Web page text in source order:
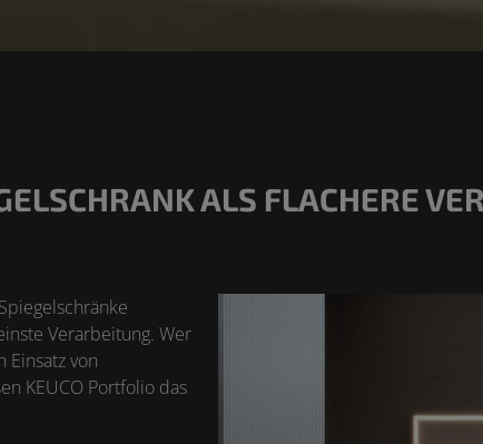
ALS FLACHERE
Verarbeitung. Wer
Einsatz von
KEUCO Portfolio das